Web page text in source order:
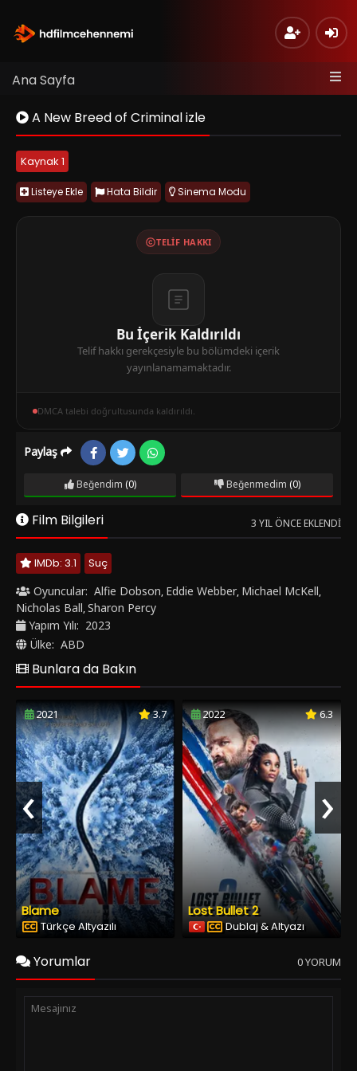
Ana Sayfa
A New Breed of Criminal izle
Kaynak 1
Listeye Ekle Hata Bildir Sinema Modu
TELIF HAKKI
Bu İçerik Kaldırıldı
Telif hakkı gerekçesiyle bu bölümdeki içerik
yayınlanamamaktadır.
DMCA talebi doğrultusunda kaldırıldı.
Paylaş
Beğendim (0) Beğenmedim (0)
Film Bilgileri 3 YIL ÖNCE EKLENDI
IMDb: 3.1
Suç
Oyuncular: Alfie Dobson, Eddie Webber, Michael McKell,
Nicholas Ball,Sharon Percy
Yapım Yılı: 2023
Ülke: ABD
Bunlara da Bakın
2021 3.7
Blame
Türkçe Altyazılı
2022 6.3
Lost Bullet 2
Dublaj & Altyazı
‹ ›
Yorumlar 0 YORUM